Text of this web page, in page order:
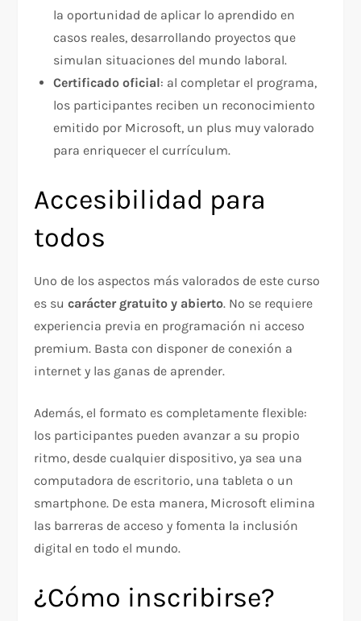
la oportunidad de aplicar lo aprendido en
casos reales, desarrollando proyectos que
simulan situaciones del mundo laboral.
Certificado oficial: al completar el programa,
los participantes reciben un reconocimiento
emitido por Microsoft, un plus muy valorado
para enriquecer el currículum.
Accesibilidad para
todos
Uno de los aspectos más valorados de este curso
es sucarácter gratuito y abierto. No se requiere
experiencia previa en programación ni acceso
premium. Basta con disponer de conexión a
internet y las ganas de aprender.
Además, el formato es completamente flexible:
los participantes pueden avanzar a su propio
ritmo, desde cualquier dispositivo, ya sea una
computadora de escritorio, una tableta o un
smartphone. De esta manera, Microsoft elimina
las barreras de acceso y fomenta la inclusión
digital en todo el mundo.
¿Cómo inscribirse?